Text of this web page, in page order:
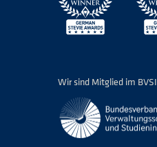
Wir sind Mitglied im BVSI